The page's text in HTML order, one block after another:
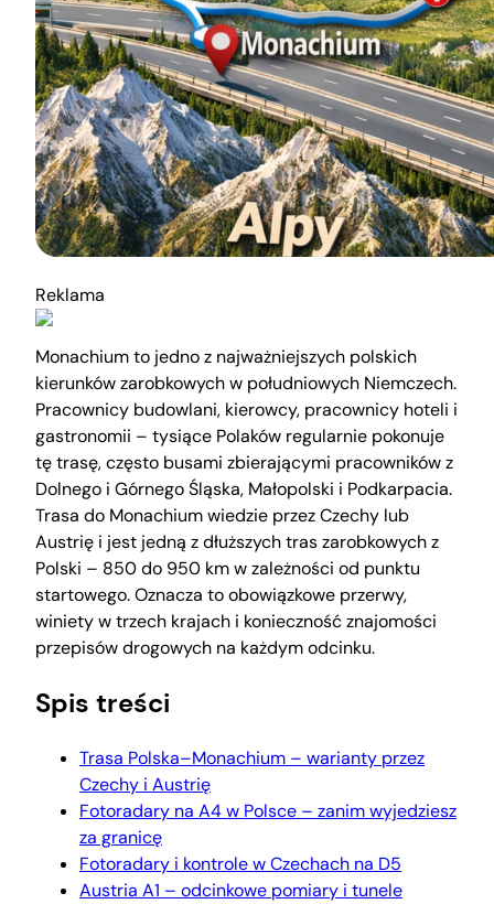
Reklama
Monachium to jedno z najważniejszych polskich
kierunków zarobkowych w południowych Niemczech.
Pracownicy budowlani, kierowcy, pracownicy hoteli i
gastronomii – tysiące Polaków regularnie pokonuje
tę trasę, często busami zbierającymi pracowników z
Dolnego i Górnego Śląska, Małopolski i Podkarpacia.
Trasa do Monachium wiedzie przez Czechy lub
Austrię i jest jedną z dłuższych tras zarobkowych z
Polski – 850 do 950 km w zależności od punktu
startowego. Oznacza to obowiązkowe przerwy,
winiety w trzech krajach i konieczność znajomości
przepisów drogowych na każdym odcinku.
Spis treści
Trasa Polska–Monachium – warianty przez
Czechy i Austrię
Fotoradary na A4 w Polsce – zanim wyjedziesz
za granicę
Fotoradary i kontrole w Czechach na D5
Austria A1 – odcinkowe pomiary i tunele